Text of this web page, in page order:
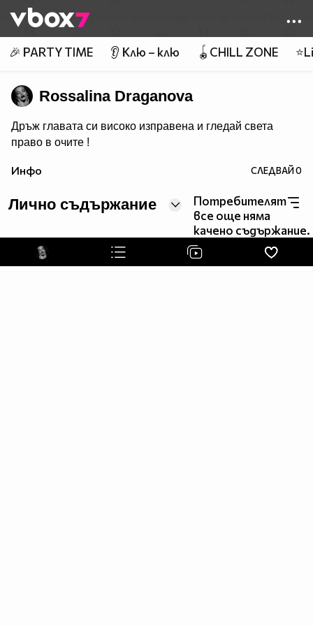
👾
🎉 PARTY TIME 👂 Клю – клю 🪀CHILL ZONE
Rossalina Draganova
Дръж главата си високо изправена и гледай света
право в очите !
Инфо СЛЕДВАЙ0
Лично съдържание
Потребителят
все още няма
качено съдържание.